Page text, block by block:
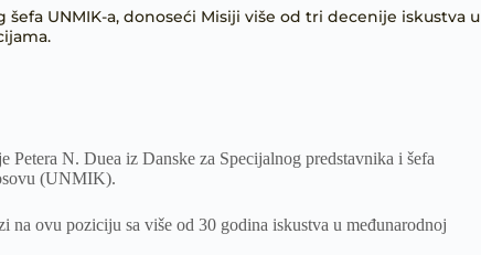
UNMIK-a, donoseći Misiji više od tri decenije iskustva u
N. Duea iz Danske za Specijalnog predstavnika i šefa
(UNMIK).
ovu poziciju sa više od 30 godina iskustva u međunarodnoj